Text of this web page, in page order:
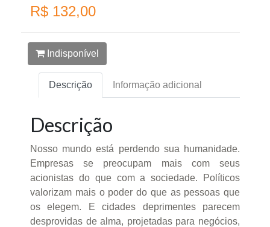
R$ 132,00
Indisponível
Descrição Informação adicional
Descrição
Nosso mundo está perdendo sua humanidade.
Empresas se preocupam mais com seus
acionistas do que com a sociedade. Políticos
valorizam mais o poder do que as pessoas que
os elegem. E cidades deprimentes parecem
desprovidas de alma, projetadas para negócios,